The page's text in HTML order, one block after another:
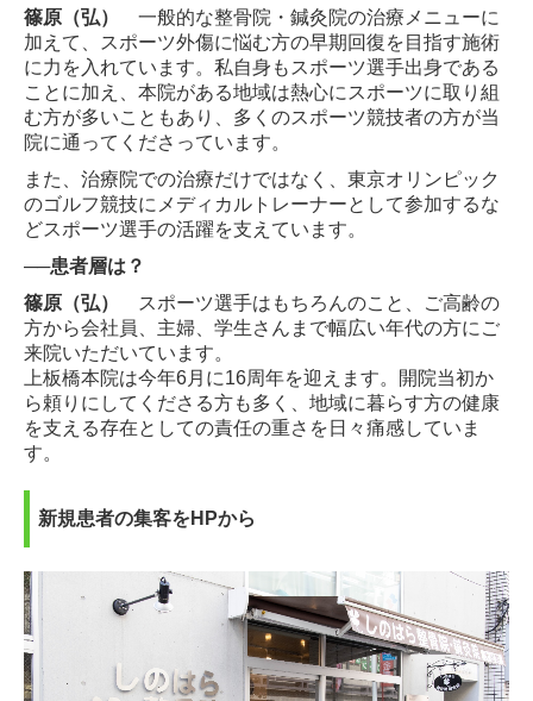
篠原（弘）
一般的な整骨院・鍼灸院の治療メニューに
加えて、スポーツ外傷に悩む方の早期回復を目指す施術
に力を入れています。私自身もスポーツ選手出身である
ことに加え、本院がある地域は熱心にスポーツに取り組
む方が多いこともあり、多くのスポーツ競技者の方が当
院に通ってくださっています。
また、治療院での治療だけではなく、東京オリンピック
のゴルフ競技にメディカルトレーナーとして参加するな
どスポーツ選手の活躍を支えています。
──患者層は？
篠原（弘）
スポーツ選手はもちろんのこと、ご高齢の
方から会社員、主婦、学生さんまで幅広い年代の方にご
来院いただいています。
上板橋本院は今年6月に16周年を迎えます。開院当初か
ら頼りにしてくださる方も多く、地域に暮らす方の健康
を支える存在としての責任の重さを日々痛感していま
す。
新規患者の集客をHPから